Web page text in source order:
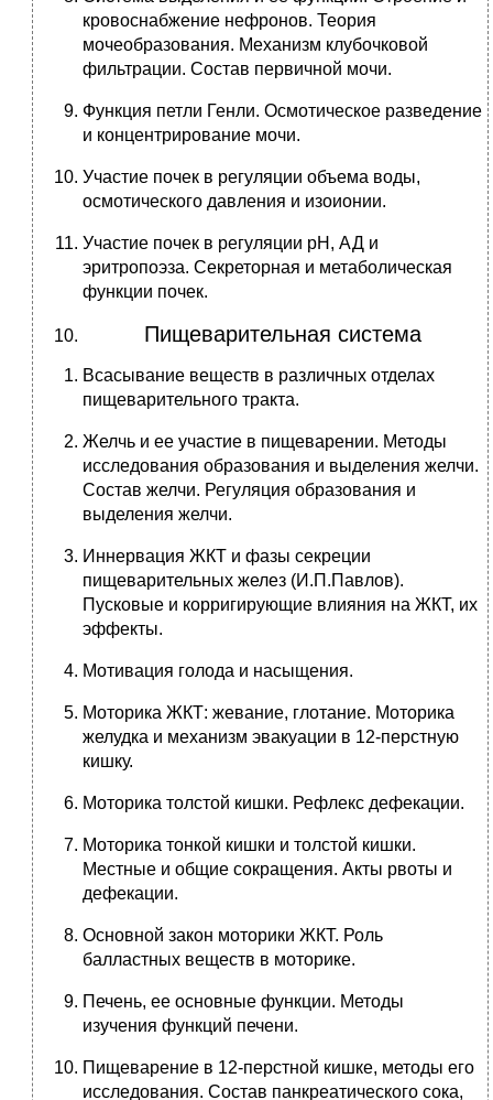
кровоснабжение нефронов. Теория
мочеобразования. Механизм клубочковой
фильтрации. Состав первичной мочи.
Функция петли Генли. Осмотическое разведение
и концентрирование мочи.
Участие почек в регуляции объема воды,
осмотического давления и изоионии.
Участие почек в регуляции рН, АД и
эритропоэза. Секреторная и метаболическая
функции почек.
Пищеварительная система
Всасывание веществ в различных отделах
пищеварительного тракта.
Желчь и ее участие в пищеварении. Методы
исследования образования и выделения желчи.
Состав желчи. Регуляция образования и
выделения желчи.
Иннервация ЖКТ и фазы секреции
пищеварительных желез (И.П.Павлов).
Пусковые и корригирующие влияния на ЖКТ, их
эффекты.
Мотивация голода и насыщения.
Моторика ЖКТ: жевание, глотание. Моторика
желудка и механизм эвакуации в 12-перстную
кишку.
Моторика толстой кишки. Рефлекс дефекации.
Моторика тонкой кишки и толстой кишки.
Местные и общие сокращения. Акты рвоты и
дефекации.
Основной закон моторики ЖКТ. Роль
балластных веществ в моторике.
Печень, ее основные функции. Методы
изучения функций печени.
Пищеварение в 12-перстной кишке, методы его
исследования. Состав панкреатического сока,